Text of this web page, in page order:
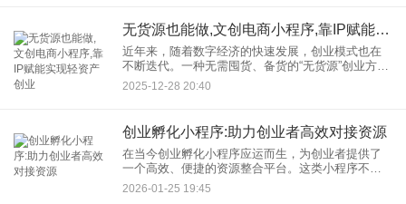
无货源也能做,文创电商小程序,靠IP赋能实现轻资产创业
近年来，随着数字经济的快速发展，创业模式也在
不断迭代。一种无需囤货、备货的“无货源”创业方
式，正通过文创电商小程序悄然兴起。这种模式以
IP赋能为引擎，真正实现了轻资产创业的低门槛与
2025-12-28 20:40
创业孵化小程序:助力创业者高效对接资源
在当今创业孵化小程序应运而生，为创业者提供了
一个高效、便捷的资源整合平台。这类小程序不仅
降低了创业门槛，更通过精准的资源对接，帮助创
2026-01-25 19:45